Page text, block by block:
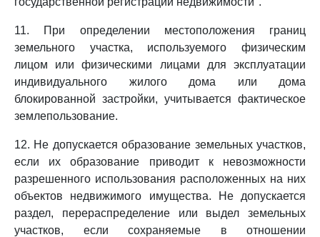
11. При определении местоположения границ
земельного участка, используемого физическим
лицом или физическими лицами для эксплуатации
индивидуального жилого дома или дома
блокированной застройки, учитывается фактическое
землепользование.
12. Не допускается образование земельных участков,
если их образование приводит к невозможности
разрешенного использования расположенных на них
объектов недвижимого имущества. Не допускается
раздел, перераспределение или выдел земельных
участков, если сохраняемые в отношении